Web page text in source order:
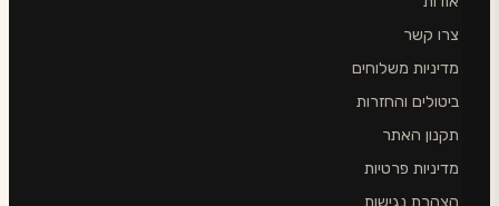
צרו קשר
מדיניות משלוחים
ביטולים והחזרות
תקנון האתר
מדיניות פרטיות
הצהרת נגישות